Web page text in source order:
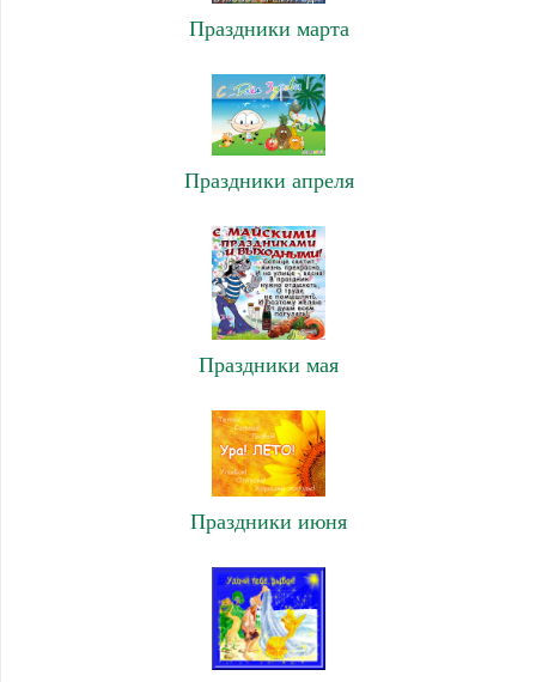
Праздники марта
Праздники апреля
Праздники мая
Праздники июня